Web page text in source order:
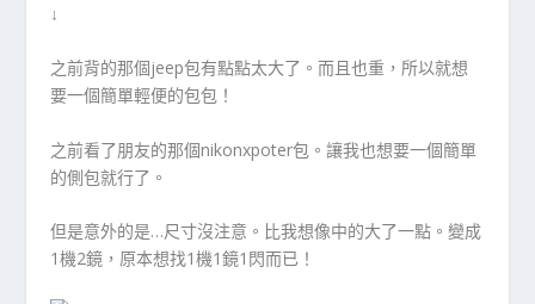
↓
之前背的那個jeep包有點點太大了。而且也重，所以就想
要一個簡單輕便的包包！
之前看了朋友的那個nikonxpoter包。讓我也想要一個簡單
的側包就行了。
但是意外的是…尺寸沒注意。比我想像中的大了一點。變成
1機2鏡，原本想找1機1鏡1閃而已！